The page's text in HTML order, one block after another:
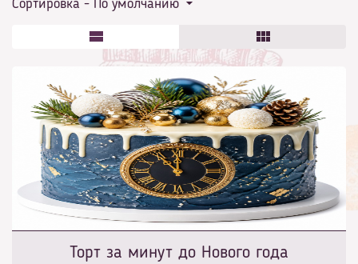
Сортировка - По умолчанию
Торт за минут до Нового года